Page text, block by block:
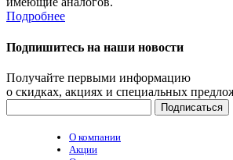
Подробнее
Подпишитесь на наши новости
Получайте первыми информацию
о скидках, акциях и специальных
О компании
Акции